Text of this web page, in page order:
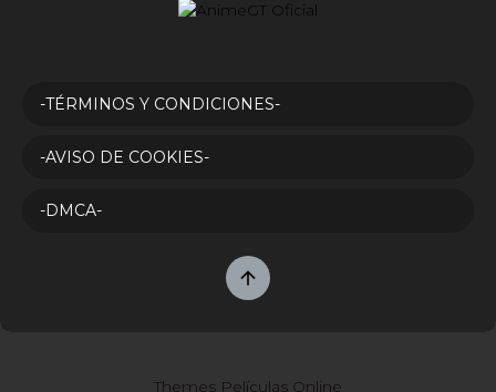
-TÉRMINOS Y CONDICIONES-
-AVISO DE COOKIES-
-DMCA-
Themes Películas Online